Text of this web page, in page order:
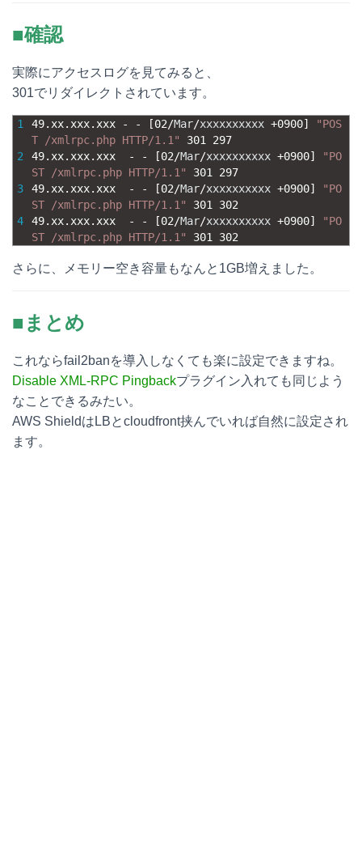
■確認
実際にアクセスログを見てみると、
301でリダイレクトされています。
1
2
3
4
49.xx.xxx.xxx - - [02/Mar/xxxxxxxxxx +0900]
"POS
T /xmlrpc.php HTTP/1.1"
301
297
49.xx.xxx.xxx
- - [02/Mar/xxxxxxxxxx +0900]
"PO
ST /xmlrpc.php HTTP/1.1"
301
297
49.xx.xxx.xxx
- - [02/Mar/xxxxxxxxxx +0900]
"PO
ST /xmlrpc.php HTTP/1.1"
301
302
49.xx.xxx.xxx
- - [02/Mar/xxxxxxxxxx +0900]
"PO
ST /xmlrpc.php HTTP/1.1"
301 302
さらに、メモリー空き容量もなんと1GB増えました。
■まとめ
これならfail2banを導入しなくても楽に設定できますね。
Disable XML-RPC Pingbackプラグイン入れても同じよう
なことできるみたい。
AWS ShieldはLBとcloudfront挟んでいれば自然に設定され
ます。